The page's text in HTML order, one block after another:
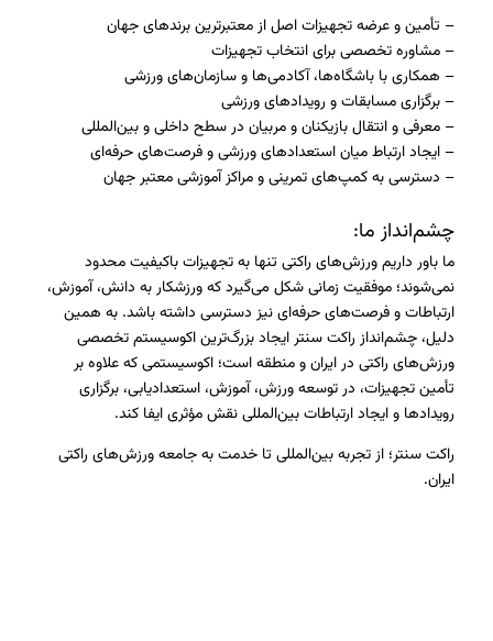
– تأمین و عرضه تجهیزات اصل از معتبرترین برندهای جهان
– مشاوره تخصصی برای انتخاب تجهیزات
– همکاری با باشگاه‌ها، آکادمی‌ها و سازمان‌های ورزشی
– برگزاری مسابقات و رویدادهای ورزشی
– معرفی و انتقال بازیکنان و مربیان در سطح داخلی و بین‌المللی
– ایجاد ارتباط میان استعدادهای ورزشی و فرصت‌های حرفه‌ای
– دسترسی به کمپ‌های تمرینی و مراکز آموزشی معتبر جهان
چشم‌انداز ما:
ما باور داریم ورزش‌های راکتی تنها به تجهیزات باکیفیت محدود
نمی‌شوند؛ موفقیت زمانی شکل می‌گیرد که ورزشکار به دانش، آموزش،
ارتباطات و فرصت‌های حرفه‌ای نیز دسترسی داشته باشد. به همین
دلیل، چشم‌انداز راکت سنتر ایجاد بزرگ‌ترین اکوسیستم تخصصی
ورزش‌های راکتی در ایران و منطقه است؛ اکوسیستمی که علاوه بر
تأمین تجهیزات، در توسعه ورزش، آموزش، استعدادیابی، برگزاری
رویدادها و ایجاد ارتباطات بین‌المللی نقش مؤثری ایفا کند.
راکت سنتر؛ از تجربه بین‌المللی تا خدمت به جامعه ورزش‌های راکتی
ایران.